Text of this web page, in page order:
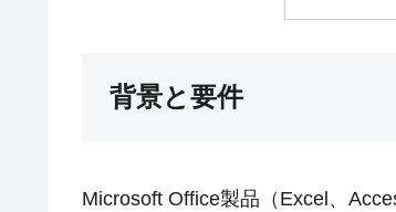
背景と要件
Microsoft Office製品（Excel、